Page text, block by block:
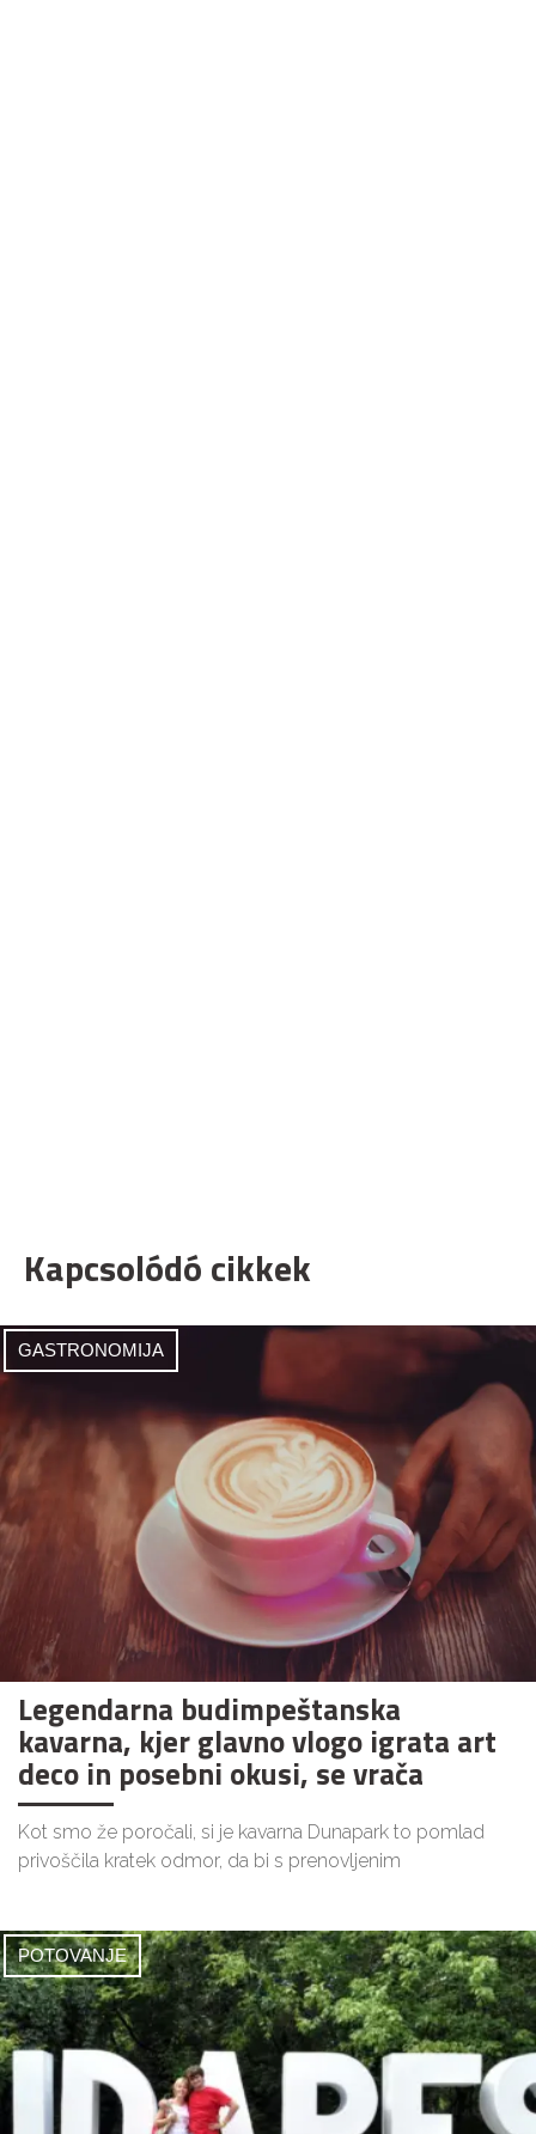
Kapcsolódó cikkek
GASTRONOMIJA
Legendarna budimpeštanska
kavarna, kjer glavno vlogo igrata art
deco in posebni okusi, se vrača
Kot smo že poročali, si je kavarna Dunapark to pomlad
privoščila kratek odmor, da bi s prenovljenim
POTOVANJE